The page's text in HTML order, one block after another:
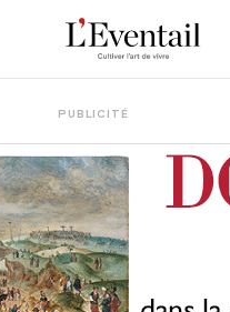
PUBLICITÉ